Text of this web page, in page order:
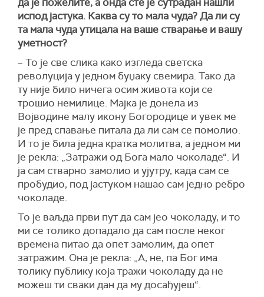
испод јастука. Каква су то мала чуда? Да ли су
та мала чуда утицала на ваше стварање и вашу
уметност?
– То је све слика како изгледа светска
револуција у једном буџаку свемира. Тако да
ту није било ничега осим живота који се
трошио немилице. Мајка је донела из
Војводине малу икону Богородице и увек ме
је пред спавање питала да ли сам се помолио.
И то је била једна кратка молитва, а једном ми
је рекла: „Затражи од Бога мало чоколаде“. И
ја сам стварно замолио и ујутру, када сам се
пробудио, под јастуком нашао сам једно ребро
чоколаде.
То је ваљда први пут да сам јео чоколаду, и то
ми се толико допадало да сам после неког
времена питао да опет замолим, да опет
затражим. Она је рекла: „А, не, па Бог има
толику публику која тражи чоколаду да не
можеш ти сваки дан да му досађујеш“.